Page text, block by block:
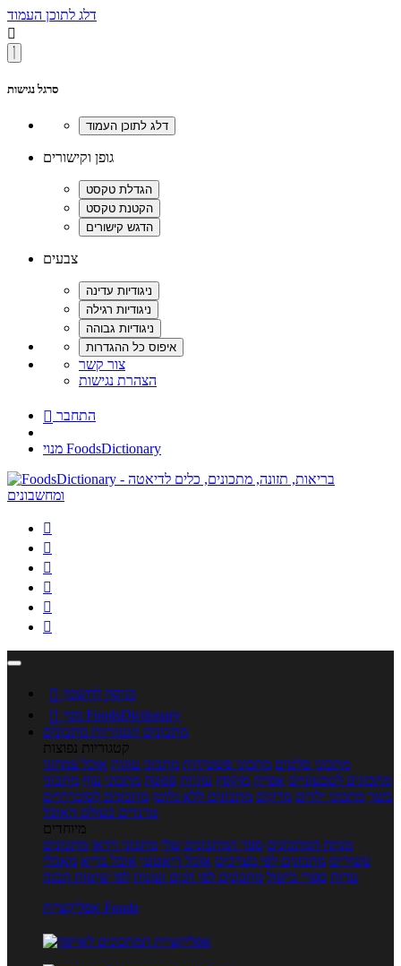
דלג לתוכן העמוד

סרגל נגישות
גופן וקישורים
צבעים
צור קשר
הצהרת נגישות
 התחבר
מנוי FoodsDictionary






 כניסה לחשבון

מנוי FoodsDictionary
מתכונים קטגוריות מתכונים
קטגוריות נפוצות
מתכוני סלטים מתכוני פשטידות מתכוני עוגות אוכל צמחוני
מתכונים לטבעוניים אפייה מוקפץ עוגיות פסטה מתכוני עוף מתכוני
בשר מתכוני ילדים מרקים מתכונים ללא גלוטן מתכונים לסוכרתיים
טרנדים בעולם האוכל
מיוחדים
מנתח המתכונים ספר המתכונים שלי מתכוני וידאו מתכונים
עשירים מתכונים לפי מצרכים אוכל דיאטטי אוכל בריא מאכלי
עדות ספרי בישול מתכונים לפי חגים ועונות לפי שיטות הכנה
אפליקציית Foods